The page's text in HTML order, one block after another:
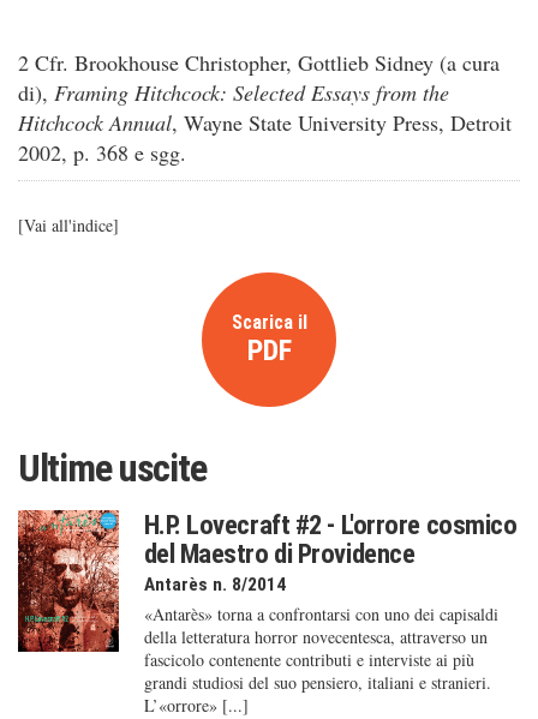
2 Cfr. Brookhouse Christopher, Gottlieb Sidney (a cura
di), Framing Hitchcock: Selected Essays from the
Hitchcock Annual, Wayne State University Press, Detroit
2002, p. 368 e sgg.
[Vai all'indice]
Scarica il
PDF
Ultime uscite
H.P. Lovecraft #2 - L'orrore cosmico
del Maestro di Providence
Antarès n. 8/2014
«Antarès» torna a confrontarsi con uno dei capisaldi
della letteratura horror novecentesca, attraverso un
fascicolo contenente contributi e interviste ai più
grandi studiosi del suo pensiero, italiani e stranieri.
L’«orrore» [...]